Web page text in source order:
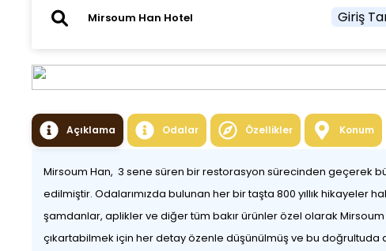
Giriş
Açıklama Odalar Özellikler Konum
Mirsoum Han, 3 sene süren bir restorasyon sürecinden geçerek
edilmiştir. Odalarımızda bulunan her bir taşta 800 yıllık hikayeler
şamdanlar, aplikler ve diğer tüm bakır ürünler özel olarak Mirsoum
çıkartabilmek için her detay özenle düşünülmüş ve bu doğrultuda